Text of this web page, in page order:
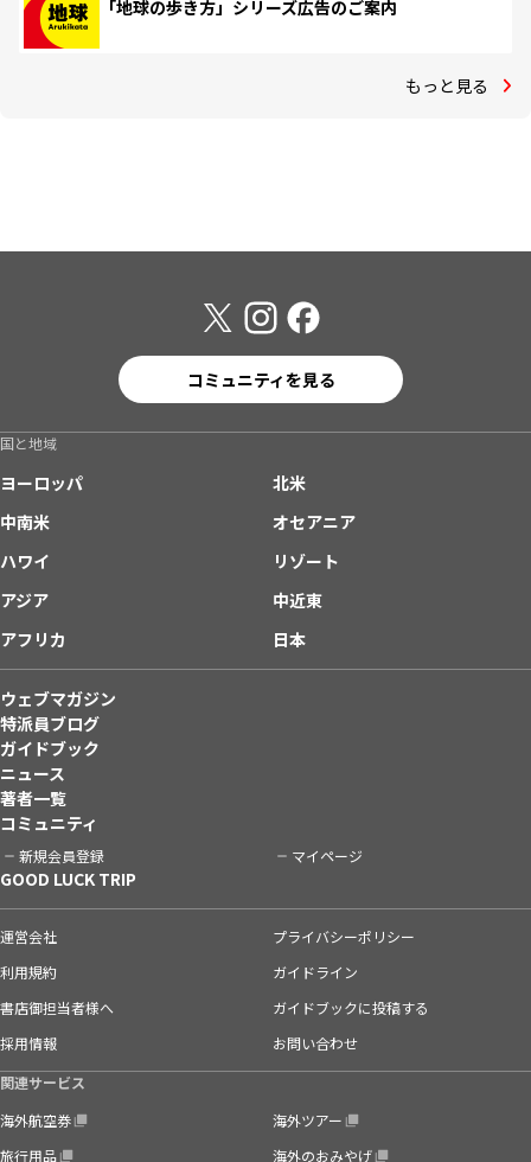
「地球の歩き方」シリーズ広告のご案内
もっと見る
コミュニティを見る
国と地域
ヨーロッパ
北米
中南米
オセアニア
ハワイ
リゾート
アジア
中近東
アフリカ
日本
ウェブマガジン
特派員ブログ
ガイドブック
ニュース
著者一覧
コミュニティ
新規会員登録 マイページ
GOOD LUCK TRIP
運営会社
プライバシーポリシー
利用規約
ガイドライン
書店御担当者様へ
ガイドブックに投稿する
採用情報
お問い合わせ
関連サービス
海外航空券
海外ツアー
旅行用品
海外のおみやげ